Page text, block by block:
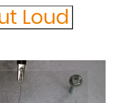
Loud